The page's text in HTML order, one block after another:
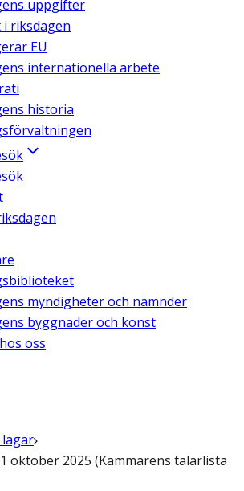
uppgifter
riksdagen
EU
internationella arbete
historia
myndigheter och nämnder
byggnader och konst
oss
oktober 2025 (Kammarens talarlista